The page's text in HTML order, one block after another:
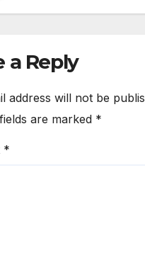
a Reply
address will not be
are marked *
*